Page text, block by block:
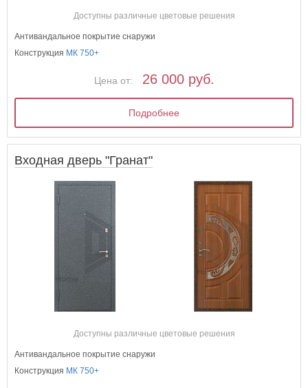
Доступны различные цветовые решения
Антивандальное покрытие снаружи
Конструкция МК 750+
Цена от: 26 000 руб.
Подробнее
Входная дверь "Гранат"
Доступны различные цветовые решения
Антивандальное покрытие снаружи
Конструкция МК 750+